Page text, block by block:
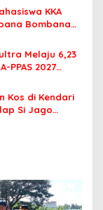
KendariKKA
Bombana
Melaju 6,23
PPAS 2027
Kos di Kendari
Si Jago